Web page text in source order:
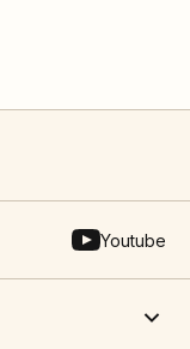
Youtube